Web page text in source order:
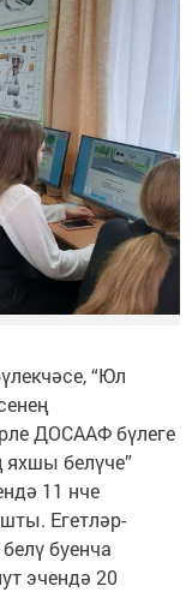
“Юл
ДОСААФ бүлеге
яхшы белүче”
11 нче
Егетләр-
буенча
эчендә 20